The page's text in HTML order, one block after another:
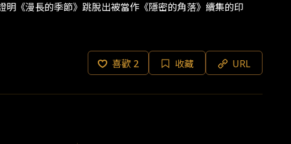
《漫長的季節》跳脫出被當作《隱密的角落》續集的印
喜歡 2 收藏 URL